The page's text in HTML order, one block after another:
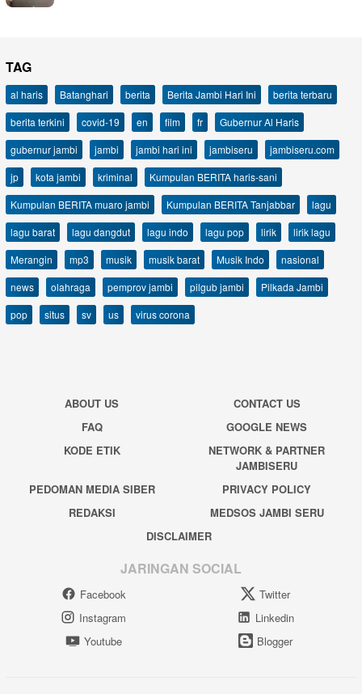
TAG
al haris Batanghari berita Berita Jambi Hari Ini
berita terbaru
berita terkini
covid-19 en film fr
Gubernur Al Haris
gubernur jambi
jambi jambi hari ini jambiseru
jambiseru.com
jp
kota jambi kriminal
Kumpulan BERITA haris-sani
Kumpulan BERITA muaro jambi
Kumpulan BERITA Tanjabbar
lagu
lagu barat
lagu dangdut lagu indo lagu pop lirik
lirik lagu
Merangin
mp3 musik musik barat Musik Indo
nasional
news
olahraga pemprov jambi pilgub jambi
Pilkada Jambi
pop
situs sv us virus corona
ABOUT US
CONTACT US
FAQ
GOOGLE NEWS
KODE ETIK
NETWORK & PARTNER
JAMBISERU
PEDOMAN MEDIA SIBER
PRIVACY POLICY
REDAKSI
MEDSOS JAMBI SERU
DISCLAIMER
JARINGAN SOCIAL
Facebook
Twitter
Instagram
Linkedin
Youtube
Blogger